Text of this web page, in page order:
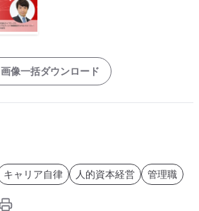
画像一括ダウンロード
キャリア自律 人的資本経営 管理職